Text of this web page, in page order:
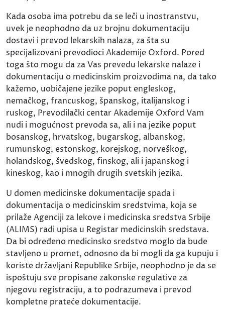
Kada osoba ima potrebu da se leči u inostranstvu,
uvek je neophodno da uz brojnu dokumentaciju
dostavi i prevod lekarskih nalaza, za šta su
specijalizovani prevodioci Akademije Oxford. Pored
toga što mogu da za Vas prevedu lekarske nalaze i
dokumentaciju o medicinskim proizvodima na, da tako
kažemo, uobičajene jezike poput engleskog,
nemačkog, francuskog, španskog, italijanskog i
ruskog, Prevodilački centar Akademije Oxford Vam
nudi i mogućnost prevoda sa, ali i na jezike poput
bosanskog, hrvatskog, bugarskog, albanskog,
rumunskog, estonskog, korejskog, norveškog,
holandskog, švedskog, finskog, ali i japanskog i
kineskog, kao i mnogih drugih svetskih jezika.
U domen medicinske dokumentacije spada i
dokumentacija o medicinskim sredstvima, koja se
prilaže Agenciji za lekove i medicinska sredstva Srbije
(ALIMS) radi upisa u Registar medicinskih sredstava.
Da bi određeno medicinsko sredstvo moglo da bude
stavljeno u promet, odnosno da bi mogli da ga kupuju i
koriste državljani Republike Srbije, neophodno je da se
ispoštuju sve propisane zakonske regulative za
njegovu registraciju, a to podrazumeva i prevod
kompletne prateće dokumentacije.